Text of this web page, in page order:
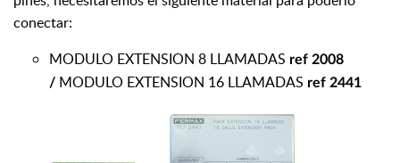
conectar:
MODULO EXTENSION 8 LLAMADAS ref 2008
/ MODULO EXTENSION 16 LLAMADAS ref 2441